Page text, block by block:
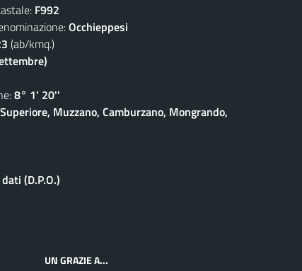
F992
Occhieppesi
(ab/kmq.)
8° 1' 20''
Muzzano, Camburzano, Mongrando,
(D.P.O.)
UN GRAZIE A...